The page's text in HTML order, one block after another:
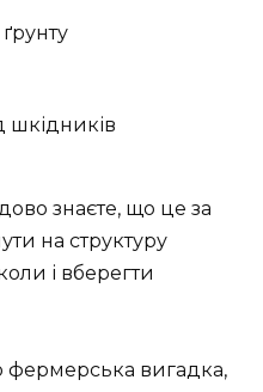
шкідників
знаєте, що це за
на структуру
і вберегти
фермерська вигадка,